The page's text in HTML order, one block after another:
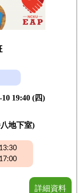
10 19:40 (四)
地下室)
詳細資料